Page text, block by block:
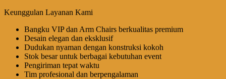
Keunggulan Layanan Kami
Bangku VIP dan Arm Chairs berkualitas premium
Desain elegan dan eksklusif
Dudukan nyaman dengan konstruksi kokoh
Stok besar untuk berbagai kebutuhan event
Pengiriman tepat waktu
Tim profesional dan berpengalaman